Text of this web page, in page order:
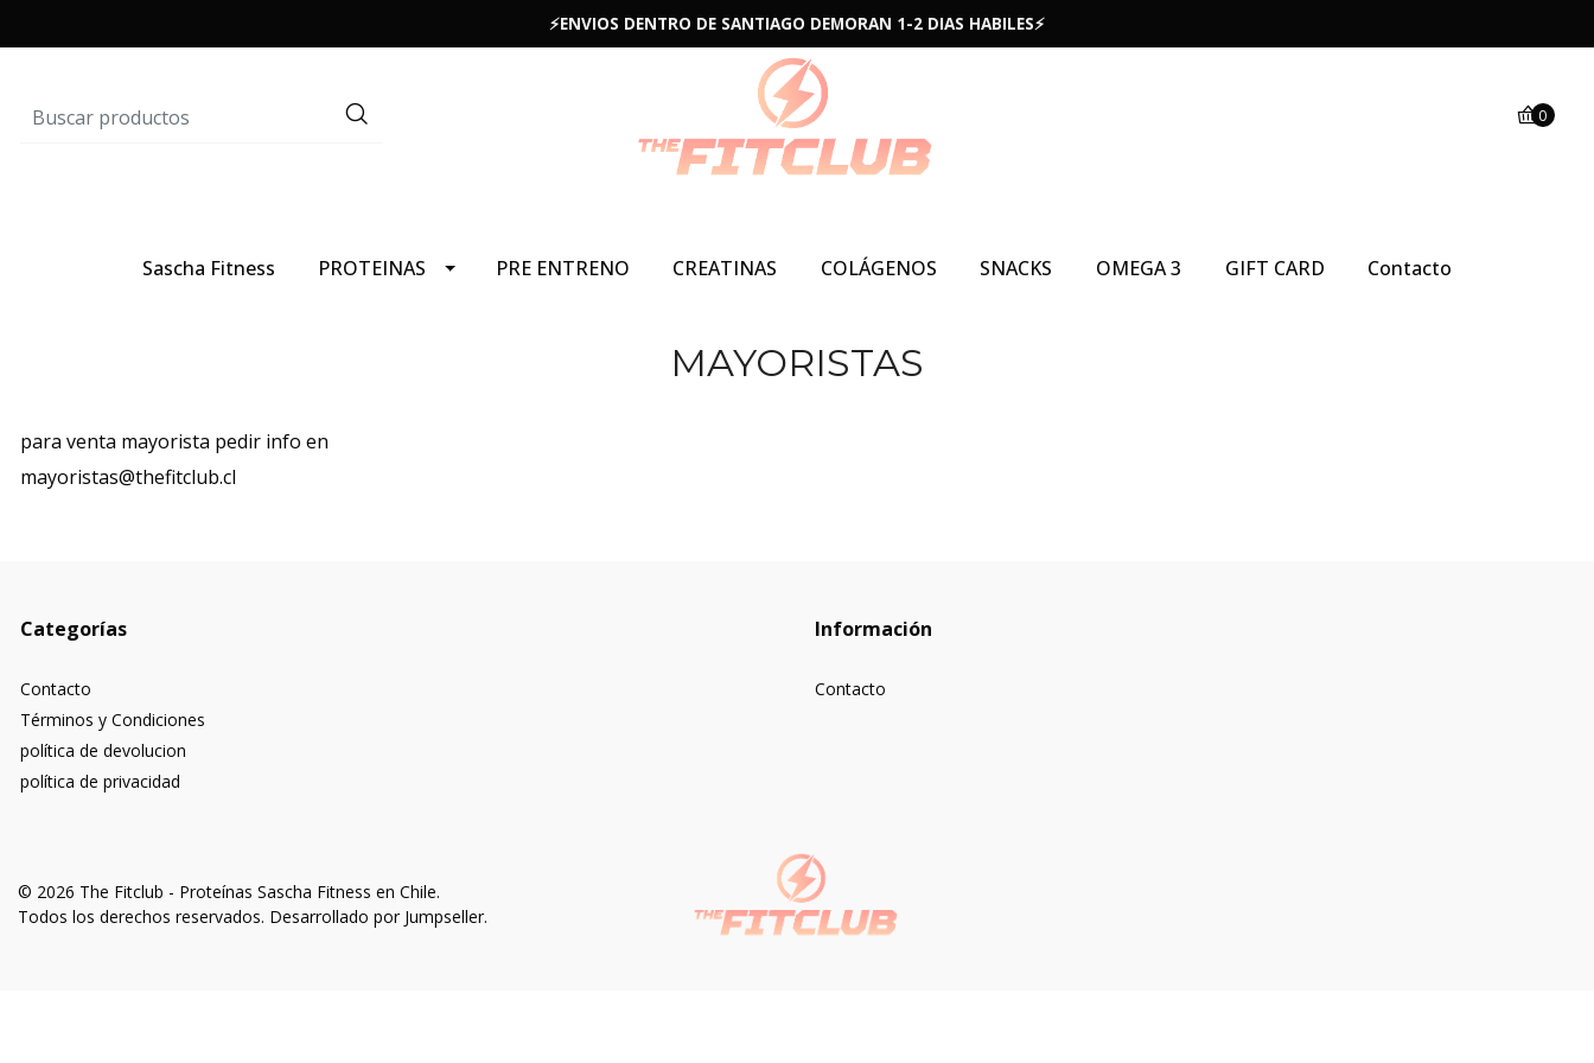
⚡ENVIOS DENTRO DE SANTIAGO DEMORAN 1-2 DIAS HABILES⚡
0
Sascha Fitness PROTEINAS PRE ENTRENO CREATINAS COLÁGENOS SNACKS OMEGA 3 GIFT CARD Contacto
MAYORISTAS
para venta mayorista pedir info en
mayoristas@thefitclub.cl
Categorías
Contacto
Términos y Condiciones
política de devolucion
política de privacidad
Información
Contacto
© 2026 The Fitclub - Proteínas Sascha Fitness en Chile.
Todos los derechos reservados. Desarrollado por Jumpseller.